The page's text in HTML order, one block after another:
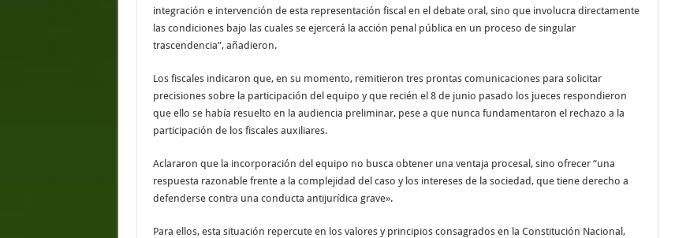
integración e intervención de esta representación fiscal en el debate oral, sino que involucra directamente
las condiciones bajo las cuales se ejercerá la acción penal pública en un proceso de singular
trascendencia”, añadieron.
Los fiscales indicaron que, en su momento, remitieron tres prontas comunicaciones para solicitar
precisiones sobre la participación del equipo y que recién el 8 de junio pasado los jueces respondieron
que ello se había resuelto en la audiencia preliminar, pese a que nunca fundamentaron el rechazo a la
participación de los fiscales auxiliares.
Aclararon que la incorporación del equipo no busca obtener una ventaja procesal, sino ofrecer “una
respuesta razonable frente a la complejidad del caso y los intereses de la sociedad, que tiene derecho a
defenderse contra una conducta antijurídica grave».
Para ellos, esta situación repercute en los valores y principios consagrados en la Constitución Nacional,